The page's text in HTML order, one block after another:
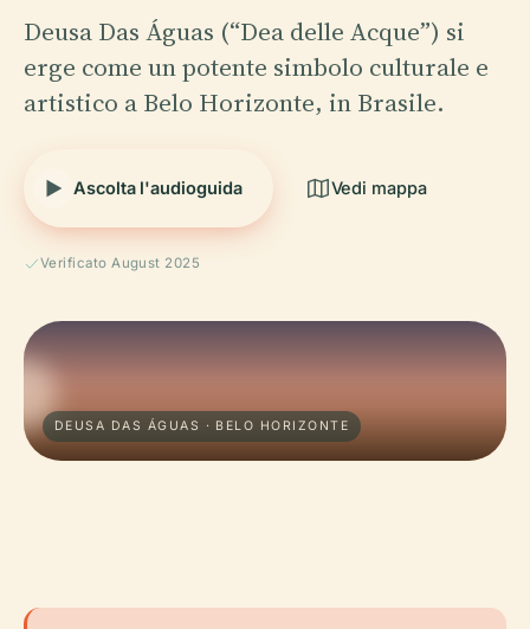
Deusa Das Águas (“Dea delle Acque”) si
erge come un potente simbolo culturale e
artistico a Belo Horizonte, in Brasile.
Ascolta l'audioguida Vedi mappa
Verificato August 2025
DEUSA DAS ÁGUAS · BELO HORIZONTE